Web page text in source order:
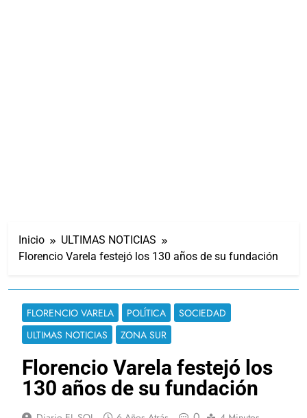
Inicio
ULTIMAS NOTICIAS
Florencio Varela festejó los 130 años de su fundación
FLORENCIO VARELA POLÍTICA
SOCIEDAD
ULTIMAS NOTICIAS
ZONA SUR
Florencio Varela festejó los
130 años de su fundación